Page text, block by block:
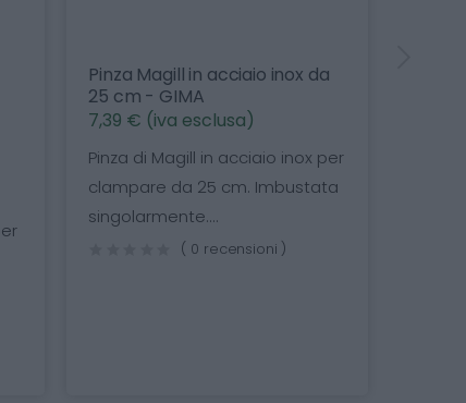
in acciaio inox da
esclusa)
in acciaio inox per
da 25 cm. Imbustata
Forbice Spencer
3,21 € (iva esclusa)
Forbici Spencer levapunti
acciaio inox per suture....